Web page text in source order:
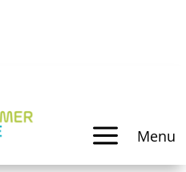
a Menu